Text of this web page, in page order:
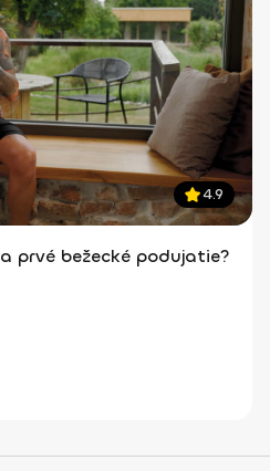
4.9
prvé bežecké podujatie?